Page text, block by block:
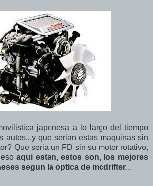
japonesa a lo largo del tiempo
autos...y que serian estas maquinas sin
Que seria un FD sin su motor rotativo,
esoaqui estan, estos son, los mejores
segun la optica de mcdrifter...